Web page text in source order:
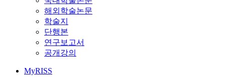
해외학술논문
학술지
단행본
연구보고서
공개강의
MyRISS